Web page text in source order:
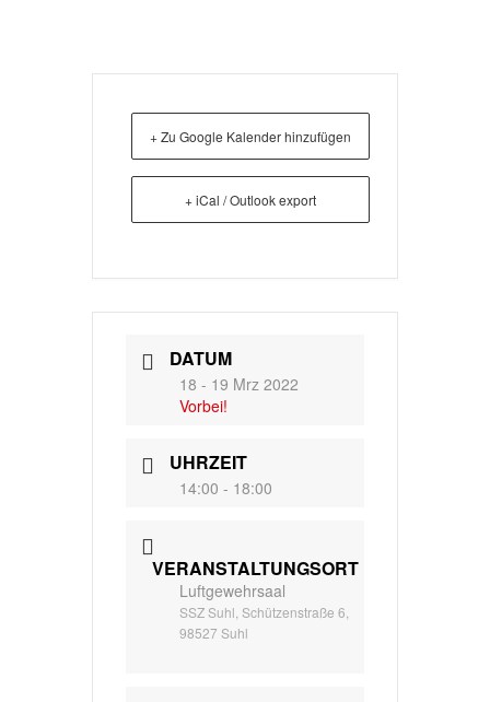
+ Zu Google Kalender hinzufügen
+ iCal / Outlook export
DATUM
18 - 19 Mrz 2022
Vorbei!
UHRZEIT
14:00 - 18:00
VERANSTALTUNGSORT
Luftgewehrsaal
SSZ Suhl, Schützenstraße 6,
98527 Suhl